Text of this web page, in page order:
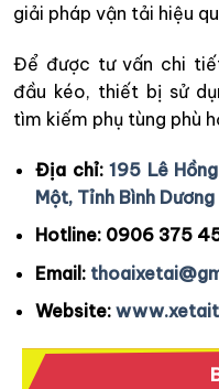
giải pháp vận tải hiệu
Để được tư vấn chi
đầu kéo, thiết bị sử
tìm kiếm phụ tùng phù
Địa chỉ: 195 Lê
Một, Tỉnh Bình Dương
Hotline: 0906 375
Email:
Website: